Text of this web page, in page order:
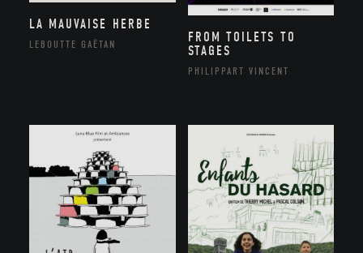
LA MAUVAISE HERBE
LEBOUTTE GAËTAN
FROM TOILETS TO
STAGES
PHILIPPART VINCENT